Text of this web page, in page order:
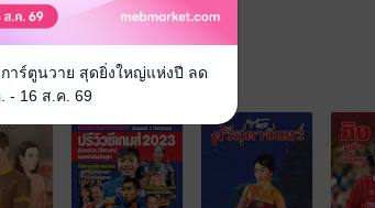
าร์ตูนวาย สุดยิ่งใหญ่แห่งปี ลด
- 16 ส.ค. 69